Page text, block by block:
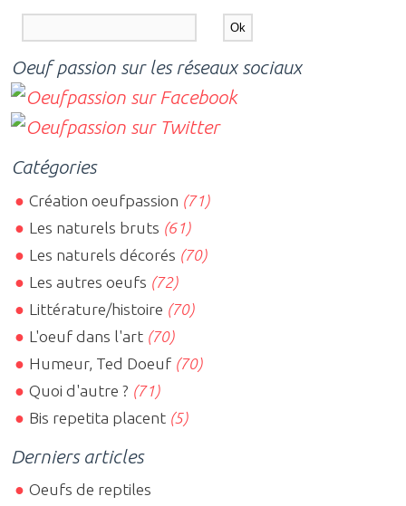
Oeuf passion sur les réseaux sociaux
Catégories
Création oeufpassion (71)
Les naturels bruts (61)
Les naturels décorés (70)
Les autres oeufs (72)
Littérature/histoire (70)
L'oeuf dans l'art (70)
Humeur, Ted Doeuf (70)
Quoi d'autre ? (71)
Bis repetita placent (5)
Derniers articles
Oeufs de reptiles